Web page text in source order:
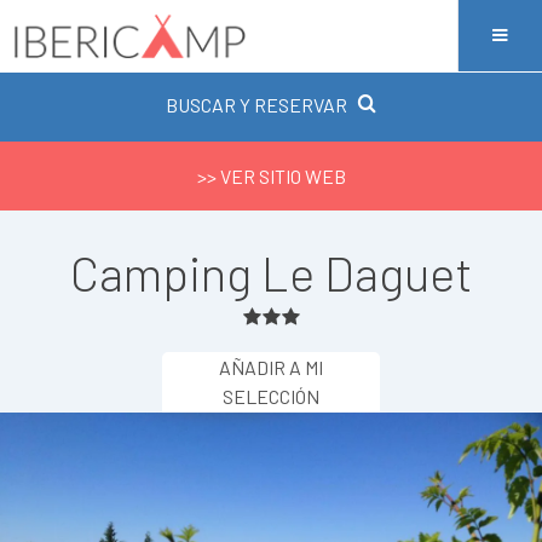
BUSCAR Y RESERVAR
>> VER SITIO WEB
Camping Le Daguet
AÑADIR A MI
SELECCIÓN